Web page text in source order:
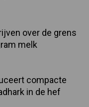
over de grens
melk
compacte
in de hef